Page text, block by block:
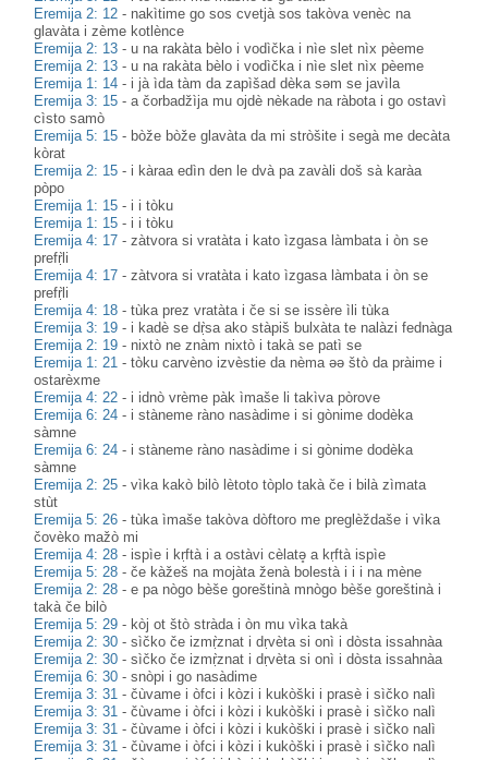
Eremija 2: 12 - nakìtime go sos cvetjà sos takòva venèc na
glavàta i zème kotlènce
Eremija 2: 13 -u na rakàta bèlo i vodìčka i nìe slet nìx pèeme
Eremija 2: 13 -u na rakàta bèlo i vodìčka i nìe slet nìx pèeme
Eremija 1: 14 - i jà ìda tàm da zapìšad dèka səm se javìla
Eremija 3: 15 -a čorbadžìja mu ojdè nèkade na ràbota i go ostavì
cìsto samò
Eremija 5: 15 - bòže bòže glavàta da mi stròšite i segà me decàta
kòrat
Eremija 2: 15 - i kàraa edìn den le dvà pa zavàli doš sà karàa
pòpo
Eremija 1: 15 - i i tòku
Eremija 1: 15 - i i tòku
Eremija 4: 17 -zàtvora si vratàta i kato ìzgasa làmbata i òn se
prefṛ̀li
Eremija 4: 17 -zàtvora si vratàta i kato ìzgasa làmbata i òn se
prefṛ̀li
Eremija 4: 18 -tùka prez vratàta i če si se issère ìli tùka
Eremija 3: 19 - i kadè se dṛ̀sa ako stàpiš bulxàta te nalàzi fednàga
Eremija 2: 19 - nixtò ne znàm nixtò i takà se patì se
Eremija 1: 21 -tòku carvèno izvèstie da nèma əə štò da pràime i
ostarèxme
Eremija 4: 22 - i idnò vrème pàk ìmaše li takìva pòrove
Eremija 6: 24 - i stàneme ràno nasàdime i si gònime dodèka
sàmne
Eremija 6: 24 - i stàneme ràno nasàdime i si gònime dodèka
sàmne
Eremija 2: 25 -vìka kakò bilò lètoto tòplo takà če i bilà zìmata
stùt
Eremija 5: 26 -tùka ìmaše takòva dòftoro me preglèždaše i vìka
čovèko mažò mi
Eremija 4: 28 - ispìe i kṛftà i a ostàvi cèlatə̥ a kṛftà ispìe
Eremija 5: 28 -če kàžeš na mojàta ženà bolestà i i i na mène
Eremija 2: 28 -e pa nògo bèše goreštinà mnògo bèše goreštinà i
takà če bilò
Eremija 5: 29 - kòj ot štò stràda i òn mu vìka takà
Eremija 2: 30 -sìčko če izmṛ̀znat i dṛvèta si onì i dòsta issahnàa
Eremija 2: 30 -sìčko če izmṛ̀znat i dṛvèta si onì i dòsta issahnàa
Eremija 6: 30 -snòpi i go nasàdime
Eremija 3: 31 -čùvame i òfci i kòzi i kukòški i prasè i sìčko nalì
Eremija 3: 31 -čùvame i òfci i kòzi i kukòški i prasè i sìčko nalì
Eremija 3: 31 -čùvame i òfci i kòzi i kukòški i prasè i sìčko nalì
Eremija 3: 31 -čùvame i òfci i kòzi i kukòški i prasè i sìčko nalì